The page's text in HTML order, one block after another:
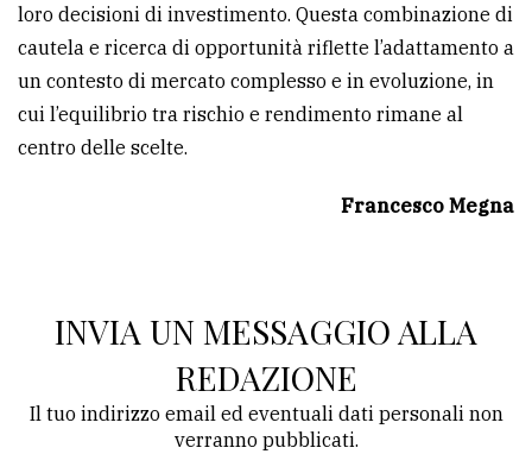
loro decisioni di investimento. Questa combinazione di
cautela e ricerca di opportunità riflette l’adattamento a
un contesto di mercato complesso e in evoluzione, in
cui l’equilibrio tra rischio e rendimento rimane al
centro delle scelte.
Francesco Megna
INVIA UN MESSAGGIO ALLA
REDAZIONE
Il tuo indirizzo email ed eventuali dati personali non
verranno pubblicati.